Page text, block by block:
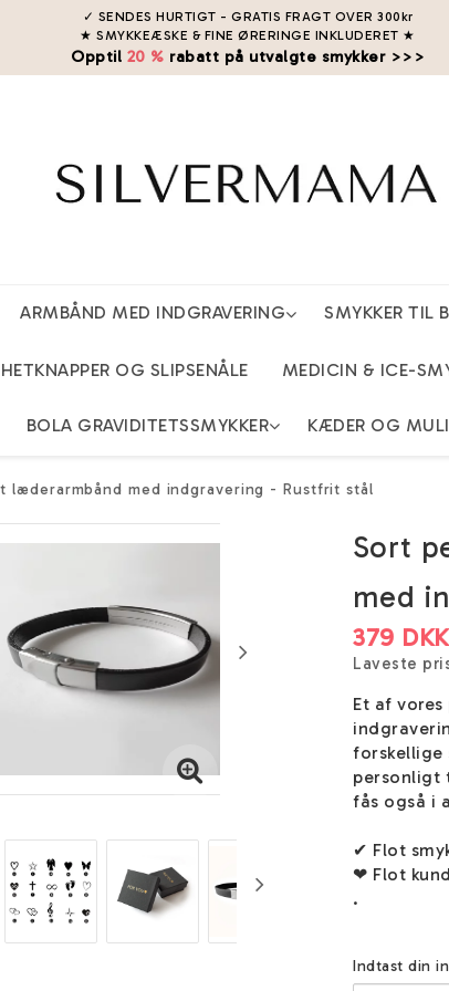
✓ SENDES HURTIGT - GRATIS FRAGT OVER 300kr
★ SMYKKEÆSKE & FINE ØRERINGE INKLUDERET ★
Opptil 20 % rabatt på utvalgte smykker >>>
ARMBÅND MED INDGRAVERING SMYKKER TIL
OG SLIPSENÅLE MEDICIN & ICE-
BOLA GRAVIDITETSSMYKKER KÆDER OG
læderarmbånd med indgravering - Rustfrit stål
Sort
med
379 DKK
Laveste
Et af
forskellige
personligt
fås også i
✔ Flot
❤ Flot
.
Indtast din